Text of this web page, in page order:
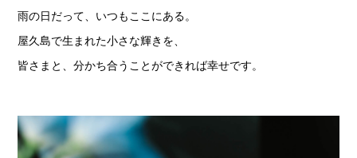
雨の日だって、いつもここにある。
屋久島で生まれた小さな輝きを、
皆さまと、分かち合うことができれば幸せです。